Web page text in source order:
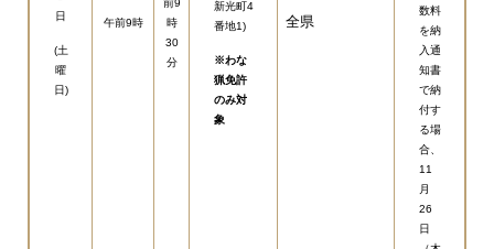
日
(土
曜
日)
午前9時
前9
時
30
分
新光町4
番地1)
※わな
猟免許
のみ対
象
全県
数料
を納
入通
知書
で納
付す
る場
合、
11
月
26
日